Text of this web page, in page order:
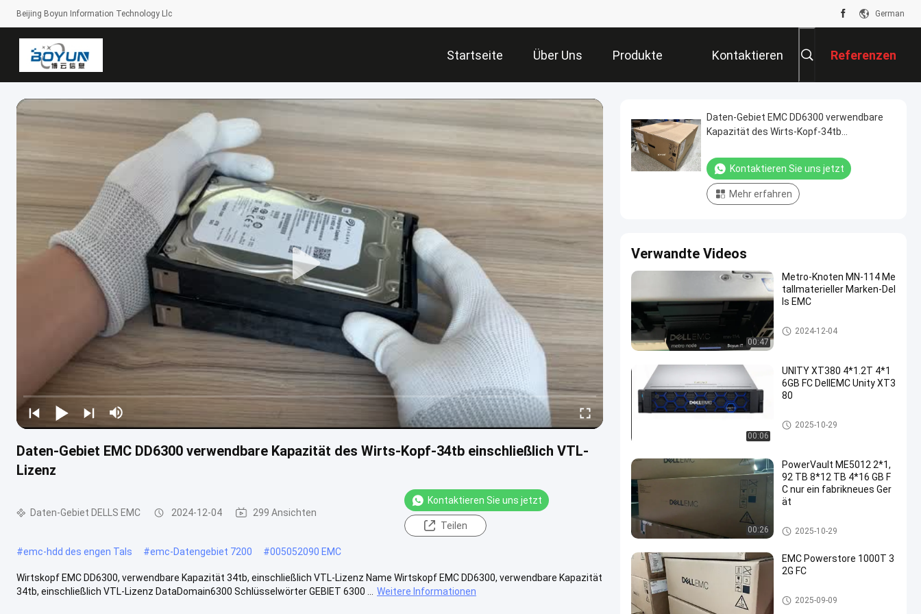
Beijing Boyun Information Technology Llc German
Startseite Über Uns Produkte Kontaktieren
Sie Uns
Referenzen
Daten-Gebiet EMC DD6300 verwendbare Kapazität des Wirts-Kopf-34tb einschließlich VTL-
Lizenz
Daten-Gebiet DELLS EMC 2024-12-04 299 Ansichten
Kontaktieren Sie uns jetzt
Teilen
#emc-hdd des engen Tals #emc-Datengebiet 7200 #005052090 EMC
Wirtskopf EMC DD6300, verwendbare Kapazität 34tb, einschließlich VTL-Lizenz Name Wirtskopf EMC DD6300, verwendbare Kapazität
34tb, einschließlich VTL-Lizenz DataDomain6300 Schlüsselwörter GEBIET 6300 ...
Weitere Informationen
Daten-Gebiet EMC DD6300 verwendbare
Kapazität des Wirts-Kopf-34tb
Kontaktieren Sie uns jetzt
Mehr erfahren
Verwandte Videos
00:47
Metro-Knoten MN-114 Me
tallmaterieller Marken-Del
ls EMC
Daten-Gebiet DELLS EMC
2024-12-04
00:06
UNITY XT380 4*1.2T 4*1
6GB FC DellEMC Unity XT3
80
Einheits-Speicher DELLS EMC
2025-10-29
00:26
PowerVault ME5012 2*1,
92 TB 8*12 TB 4*16 GB F
C nur ein fabrikneues Ger
ät
Einheits-Speicher DELLS EMC
2025-10-29
EMC Powerstore 1000T 3
2G FC
Einheits-Speicher DELLS EMC
2025-09-09